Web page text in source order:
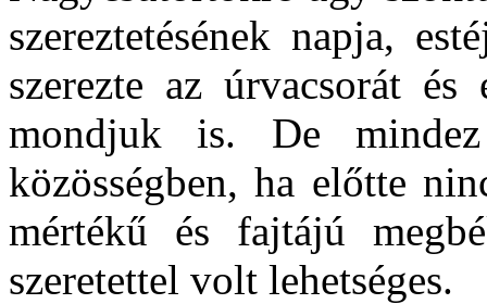
szereztetésének napja,
szerezte az úrvacsorát
mondjuk is. De
közösségben, ha előtte
mértékű és fajtájú
szeretettel volt lehetséges.